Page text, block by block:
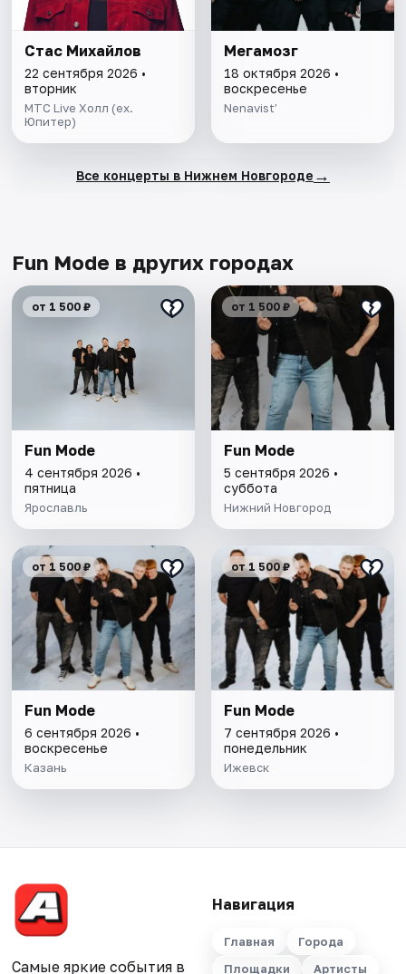
Стас Михайлов
22 сентября 2026 •
вторник
МТС Live Холл (ex.
Юпитер)
Мегамозг
18 октября 2026 •
воскресенье
Nenavist’
Все концерты в Нижнем Новгороде →
Fun Mode в других городах
от 1 500 ₽
Fun Mode
4 сентября 2026 •
пятница
Ярославль
от 1 500 ₽
Fun Mode
5 сентября 2026 •
суббота
Нижний Новгород
от 1 500 ₽
Fun Mode
6 сентября 2026 •
воскресенье
Казань
от 1 500 ₽
Fun Mode
7 сентября 2026 •
понедельник
Ижевск
Самые яркие события в
Навигация
Главная
Города
Площадки
Артисты